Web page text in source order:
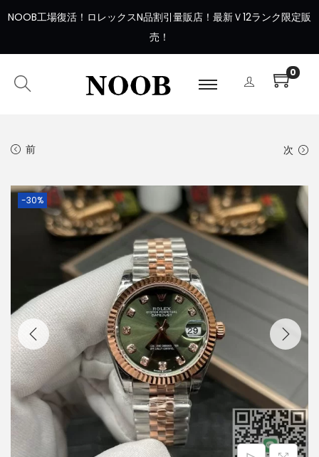
NOOB工場復活 ！ ロレックスN品割引量販店！最新Ｖ12ランク限定販
売！
0
前 次
-30%